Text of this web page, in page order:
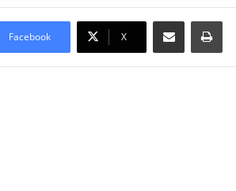
Facebook X
Delen via Email